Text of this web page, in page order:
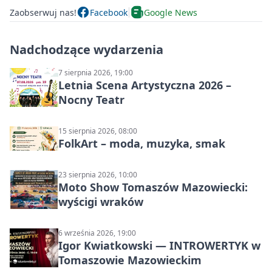
Zaobserwuj nas! Facebook Google News
Nadchodzące wydarzenia
7 sierpnia 2026, 19:00
Letnia Scena Artystyczna 2026 –
Nocny Teatr
15 sierpnia 2026, 08:00
FolkArt – moda, muzyka, smak
23 sierpnia 2026, 10:00
Moto Show Tomaszów Mazowiecki:
wyścigi wraków
6 września 2026, 19:00
Igor Kwiatkowski — INTROWERTYK w
Tomaszowie Mazowieckim